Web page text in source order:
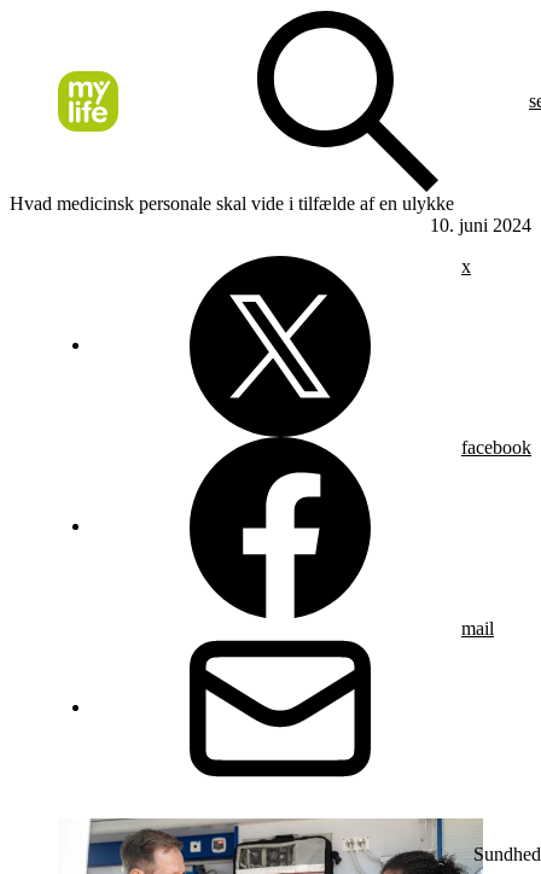
Hvad medicinsk personale skal vide i tilfælde af en ulykke
10. juni 2024
x
facebook
mail
Sundhed